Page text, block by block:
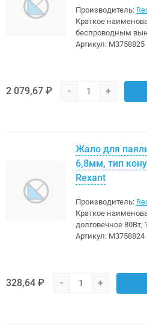
Производитель:
Краткое
беспроводным
Артикул: M3758825
2 079,67 ₽ - +
Жало для
6,8мм, тип
Rexant
Производитель:
Краткое
долговечное 80Вт,
Артикул: M3758824
328,64 ₽ - +